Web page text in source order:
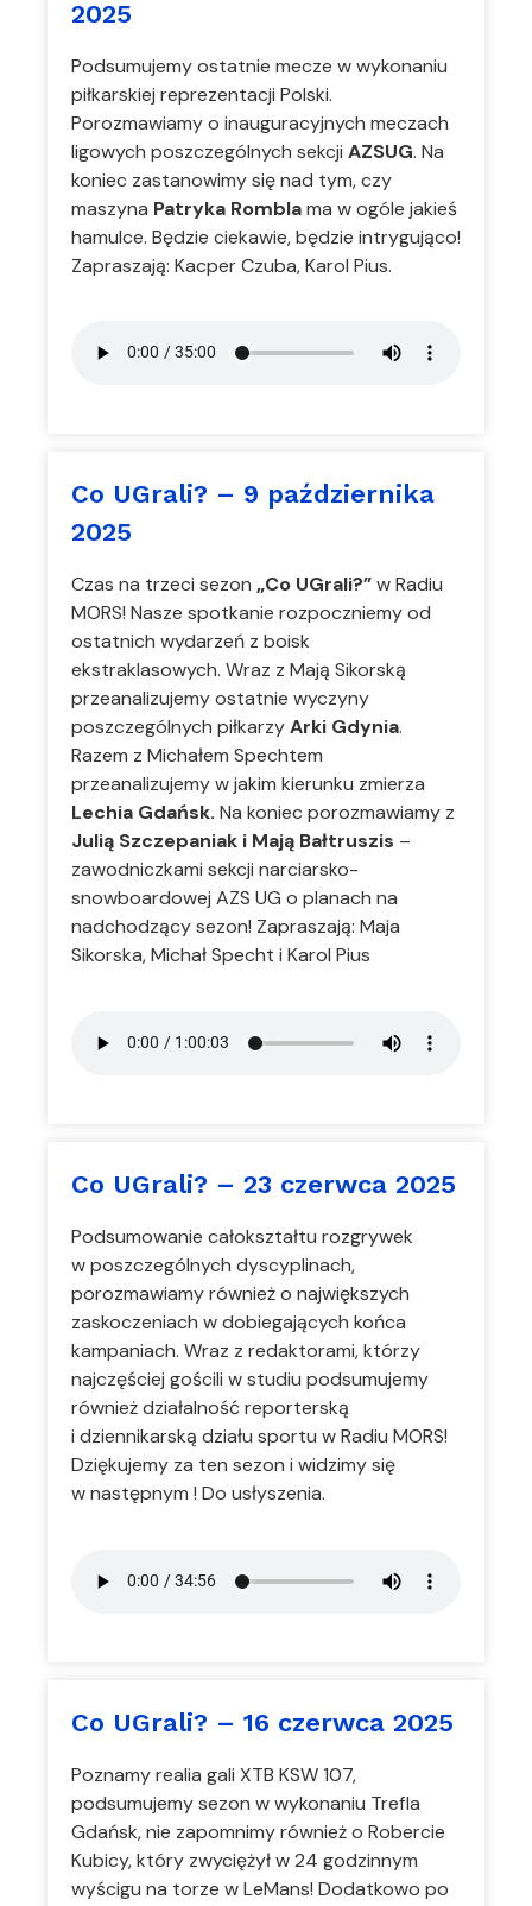
2025
Podsumujemy ostatnie mecze w wykonaniu
piłkarskiej reprezentacji Polski.
Porozmawiamy o inauguracyjnych meczach
ligowych poszczególnych sekcji AZSUG. Na
koniec zastanowimy się nad tym, czy
maszyna Patryka Romblama w ogóle jakieś
hamulce. Będzie ciekawie, będzie intrygująco!
Zapraszają: Kacper Czuba, Karol Pius.
Co UGrali? – 9 października
2025
Czas na trzeci sezon „Co UGrali?”w Radiu
MORS! Nasze spotkanie rozpoczniemy od
ostatnich wydarzeń z boisk
ekstraklasowych. Wraz z Mają Sikorską
przeanalizujemy ostatnie wyczyny
poszczególnych piłkarzyArki Gdynia.
Razem z Michałem Spechtem
przeanalizujemy w jakim kierunku zmierza
Lechia Gdańsk. Na koniec porozmawiamy z
Julią Szczepaniak i Mają Bałtruszis –
zawodniczkami sekcji narciarsko-
snowboardowej AZS UG o planach na
nadchodzący sezon! Zapraszają: Maja
Sikorska, Michał Specht i Karol Pius
Co UGrali? – 23 czerwca 2025
Podsumowanie całokształtu rozgrywek
w poszczególnych dyscyplinach,
porozmawiamy również o największych
zaskoczeniach w dobiegających końca
kampaniach. Wraz z redaktorami, którzy
najczęściej gościli w studiu podsumujemy
również działalność reporterską
i dziennikarską działu sportu w Radiu MORS!
Dziękujemy za ten sezon i widzimy się
w następnym ! Do usłyszenia.
Co UGrali? – 16 czerwca 2025
Poznamy realia gali XTB KSW 107,
podsumujemy sezon w wykonaniu Trefla
Gdańsk, nie zapomnimy również o Robercie
Kubicy, który zwyciężył w 24 godzinnym
wyścigu na torze w LeMans! Dodatkowo po